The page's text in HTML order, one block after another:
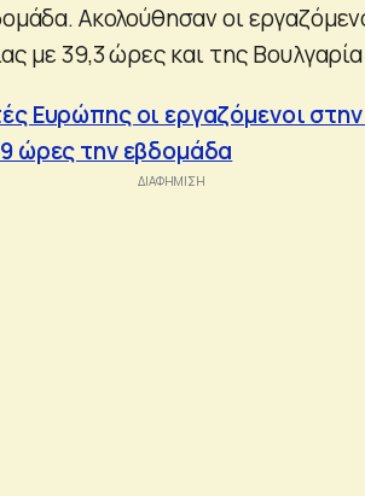
Ακολούθησαν οι
με 39,3 ώρες και της
Ευρώπης οι εργαζόμενοι στην
ώρες την εβδομάδα